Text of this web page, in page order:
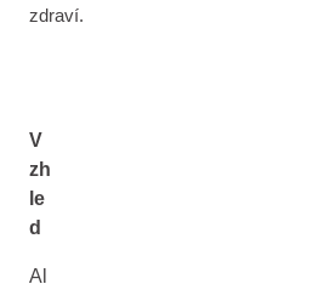
zdraví.
V
zh
le
d
Al